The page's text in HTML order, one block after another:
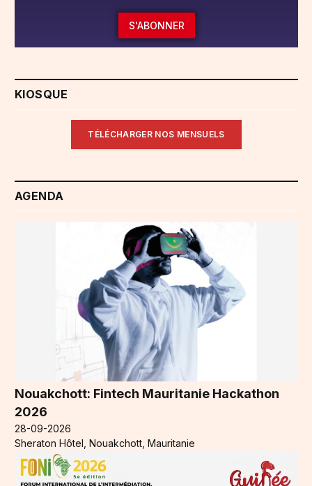
S'ABONNER
KIOSQUE
TÉLÉCHARGER NOS MENSUELS
AGENDA
Nouakchott: Fintech Mauritanie Hackathon
2026
28-09-2026
Sheraton Hôtel, Nouakchott, Mauritanie